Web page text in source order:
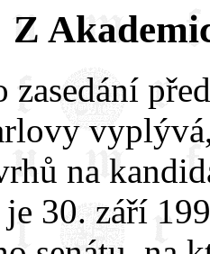
Z
zasedání
na
30. září